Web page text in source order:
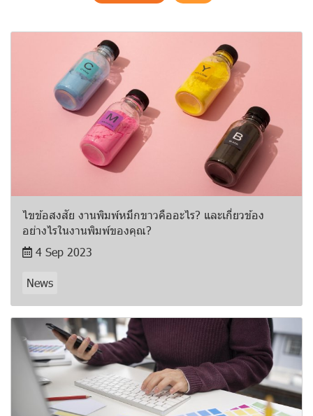
ไขข้อสงสัย งานพิมพ์หมึกขาวคืออะไร? และเกี่ยวข้อง
อย่างไรในงานพิมพ์ของคุณ?
4 Sep 2023
News